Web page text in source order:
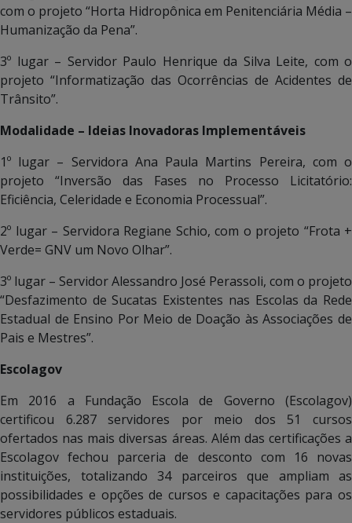
com o projeto “Horta Hidropônica em Penitenciária Média –
Humanização da Pena”.
3º lugar – Servidor Paulo Henrique da Silva Leite, com o
projeto “Informatização das Ocorrências de Acidentes de
Trânsito”.
Modalidade – Ideias Inovadoras Implementáveis
1º lugar – Servidora Ana Paula Martins Pereira, com o
projeto “Inversão das Fases no Processo Licitatório:
Eficiência, Celeridade e Economia Processual”.
2º lugar – Servidora Regiane Schio, com o projeto “Frota +
Verde= GNV um Novo Olhar”.
3º lugar – Servidor Alessandro José Perassoli, com o projeto
“Desfazimento de Sucatas Existentes nas Escolas da Rede
Estadual de Ensino Por Meio de Doação às Associações de
Pais e Mestres”.
Escolagov
Em 2016 a Fundação Escola de Governo (Escolagov)
certificou 6.287 servidores por meio dos 51 cursos
ofertados nas mais diversas áreas. Além das certificações a
Escolagov fechou parceria de desconto com 16 novas
instituições, totalizando 34 parceiros que ampliam as
possibilidades e opções de cursos e capacitações para os
servidores públicos estaduais.